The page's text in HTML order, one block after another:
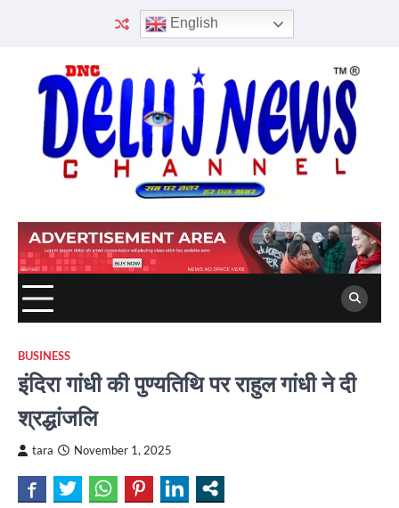
English
BUSINESS
इंदिरा गांधी की पुण्यतिथि पर राहुल गांधी ने दी
श्रद्धांजलि
tara November 1, 2025